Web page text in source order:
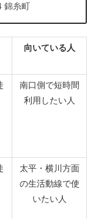
錦糸町
向いている人
南口側で短時間
利用したい人
太平・横川方面
の生活動線で使
いたい人